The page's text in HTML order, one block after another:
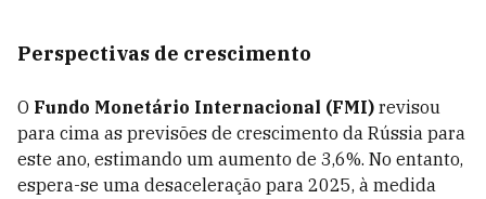
Perspectivas de crescimento
O Fundo Monetário Internacional (FMI) revisou
para cima as previsões de crescimento da Rússia para
este ano, estimando um aumento de 3,6%. No entanto,
espera-se uma desaceleração para 2025, à medida